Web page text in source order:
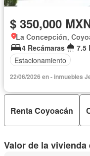
$ 350,000
La Concepción,
4 Recámaras
7.5
Estacionamiento
22/06/2026 en - inmuebles
Renta Coyoacán
Valor de la vivienda